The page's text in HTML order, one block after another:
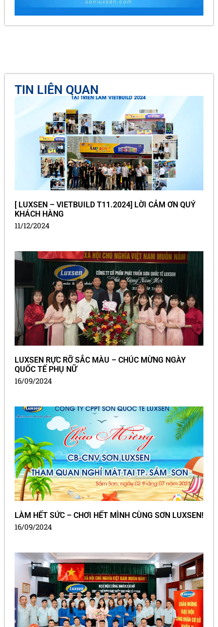
TIN LIÊN QUAN
[ LUXSEN – VIETBUILD T11.2024] LỜI CẢM ƠN QUÝ
KHÁCH HÀNG
11/12/2024
LUXSEN RỰC RỠ SẮC MÀU – CHÚC MỪNG NGÀY
QUỐC TẾ PHỤ NỮ
16/09/2024
LÀM HẾT SỨC – CHƠI HẾT MÌNH CÙNG SƠN LUXSEN!
16/09/2024